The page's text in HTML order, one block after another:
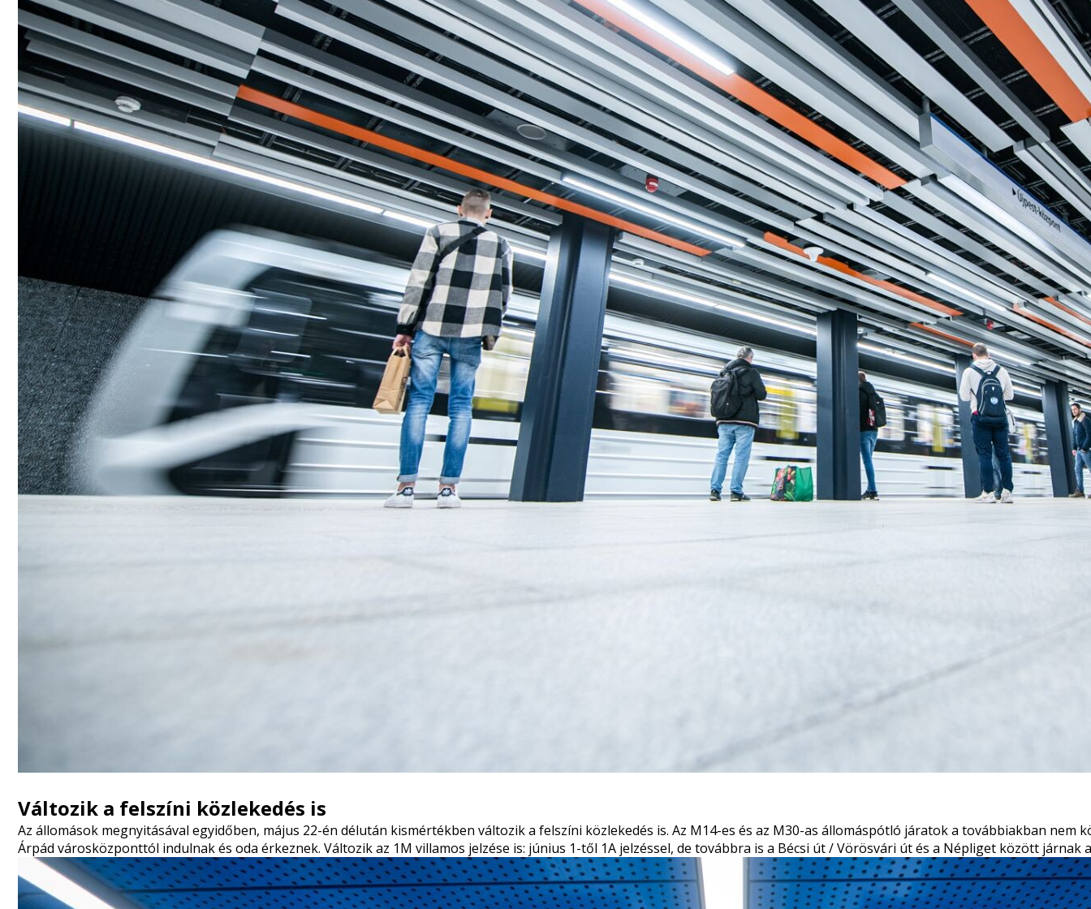
Változik a felszíni közlekedés is
Az állomások megnyitásával egyidőben, május 22-én délután kismértékben változik a felszíni közlekedés is. Az M14-es és az M30-as állomáspótló járatok a továbbiakban nem
Árpád városközponttól indulnak és oda érkeznek. Változik az 1M villamos jelzése is: június 1-től 1A jelzéssel, de továbbra is a Bécsi út / Vörösvári út és a Népliget között járnak